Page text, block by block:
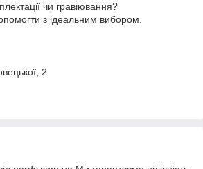
чи гравіювання?
з ідеальним вибором.
2